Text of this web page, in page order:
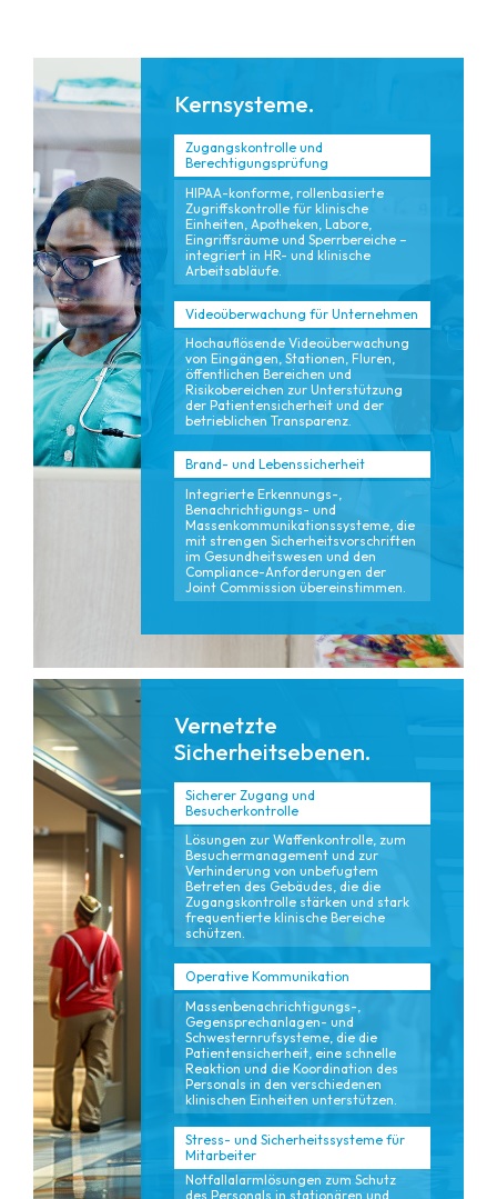
Kernsysteme.
Zugangskontrolle und
Berechtigungsprüfung
HIPAA-konforme, rollenbasierte
Zugriffskontrolle für klinische
Einheiten, Apotheken, Labore,
Eingriffsräume und Sperrbereiche –
integriert in HR- und klinische
Arbeitsabläufe.
Videoüberwachung für Unternehmen
Hochauflösende Videoüberwachung
von Eingängen, Stationen, Fluren,
öffentlichen Bereichen und
Risikobereichen zur Unterstützung
der Patientensicherheit und der
betrieblichen Transparenz.
Brand- und Lebenssicherheit
Integrierte Erkennungs-,
Benachrichtigungs- und
Massenkommunikationssysteme, die
mit strengen Sicherheitsvorschriften
im Gesundheitswesen und den
Compliance-Anforderungen der
Joint Commission übereinstimmen.
Vernetzte
Sicherheitsebenen.
Sicherer Zugang und
Besucherkontrolle
Lösungen zur Waffenkontrolle, zum
Besuchermanagement und zur
Verhinderung von unbefugtem
Betreten des Gebäudes, die die
Zugangskontrolle stärken und stark
frequentierte klinische Bereiche
schützen.
Operative Kommunikation
Massenbenachrichtigungs-,
Gegensprechanlagen- und
Schwesternrufsysteme, die die
Patientensicherheit, eine schnelle
Reaktion und die Koordination des
Personals in den verschiedenen
klinischen Einheiten unterstützen.
Stress- und Sicherheitssysteme für
Mitarbeiter
Notfallalarmlösungen zum Schutz
des Personals in stationären und